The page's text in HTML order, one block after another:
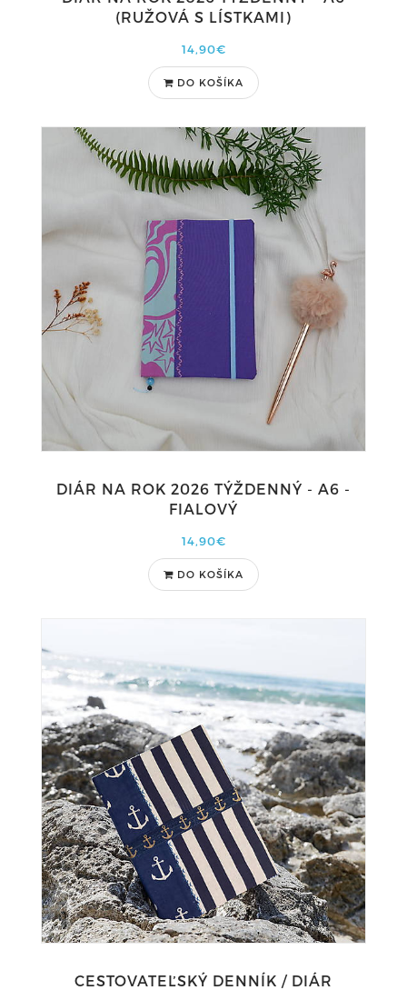
(RUŽOVÁ S LÍSTKAMI)
14,90€
DO KOŠÍKA
DIÁR NA ROK 2026 TÝŽDENNÝ - A6 -
FIALOVÝ
14,90€
DO KOŠÍKA
CESTOVATEĽSKÝ DENNÍK / DIÁR